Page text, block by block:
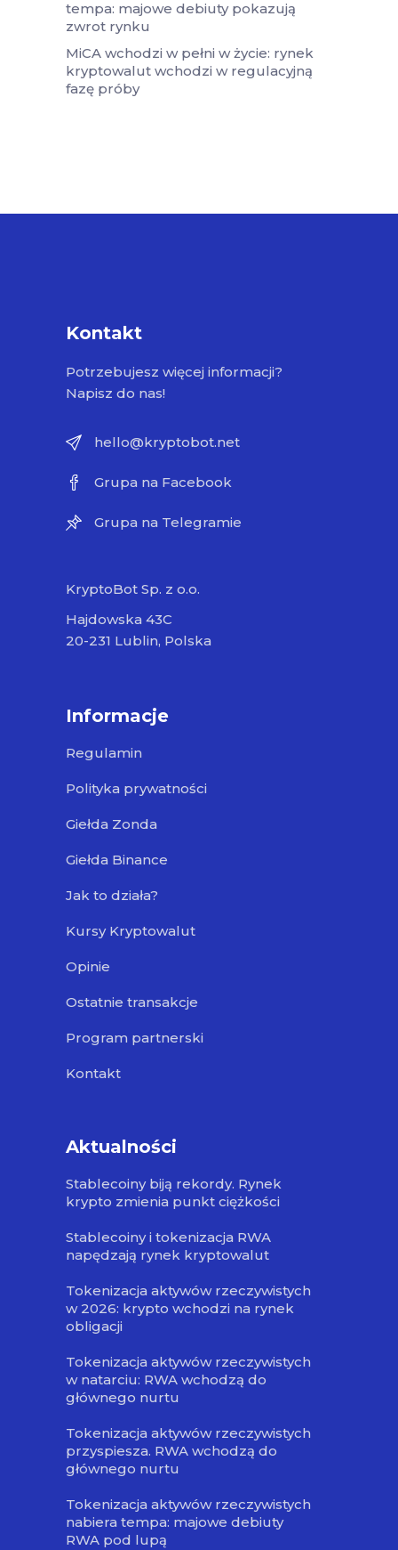
tempa: majowe debiuty pokazują
zwrot rynku
MiCA wchodzi w pełni w życie: rynek
kryptowalut wchodzi w regulacyjną
fazę próby
Kontakt
Potrzebujesz więcej informacji?
Napisz do nas!
hello@kryptobot.net
Grupa na Facebook
Grupa na Telegramie
KryptoBot Sp. z o.o.
Hajdowska 43C
20-231 Lublin, Polska
Informacje
Regulamin
Polityka prywatności
Giełda Zonda
Giełda Binance
Jak to działa?
Kursy Kryptowalut
Opinie
Ostatnie transakcje
Program partnerski
Kontakt
Aktualności
Stablecoiny biją rekordy. Rynek
krypto zmienia punkt ciężkości
Stablecoiny i tokenizacja RWA
napędzają rynek kryptowalut
Tokenizacja aktywów rzeczywistych
w 2026: krypto wchodzi na rynek
obligacji
Tokenizacja aktywów rzeczywistych
w natarciu: RWA wchodzą do
głównego nurtu
Tokenizacja aktywów rzeczywistych
przyspiesza. RWA wchodzą do
głównego nurtu
Tokenizacja aktywów rzeczywistych
nabiera tempa: majowe debiuty
RWA pod lupą